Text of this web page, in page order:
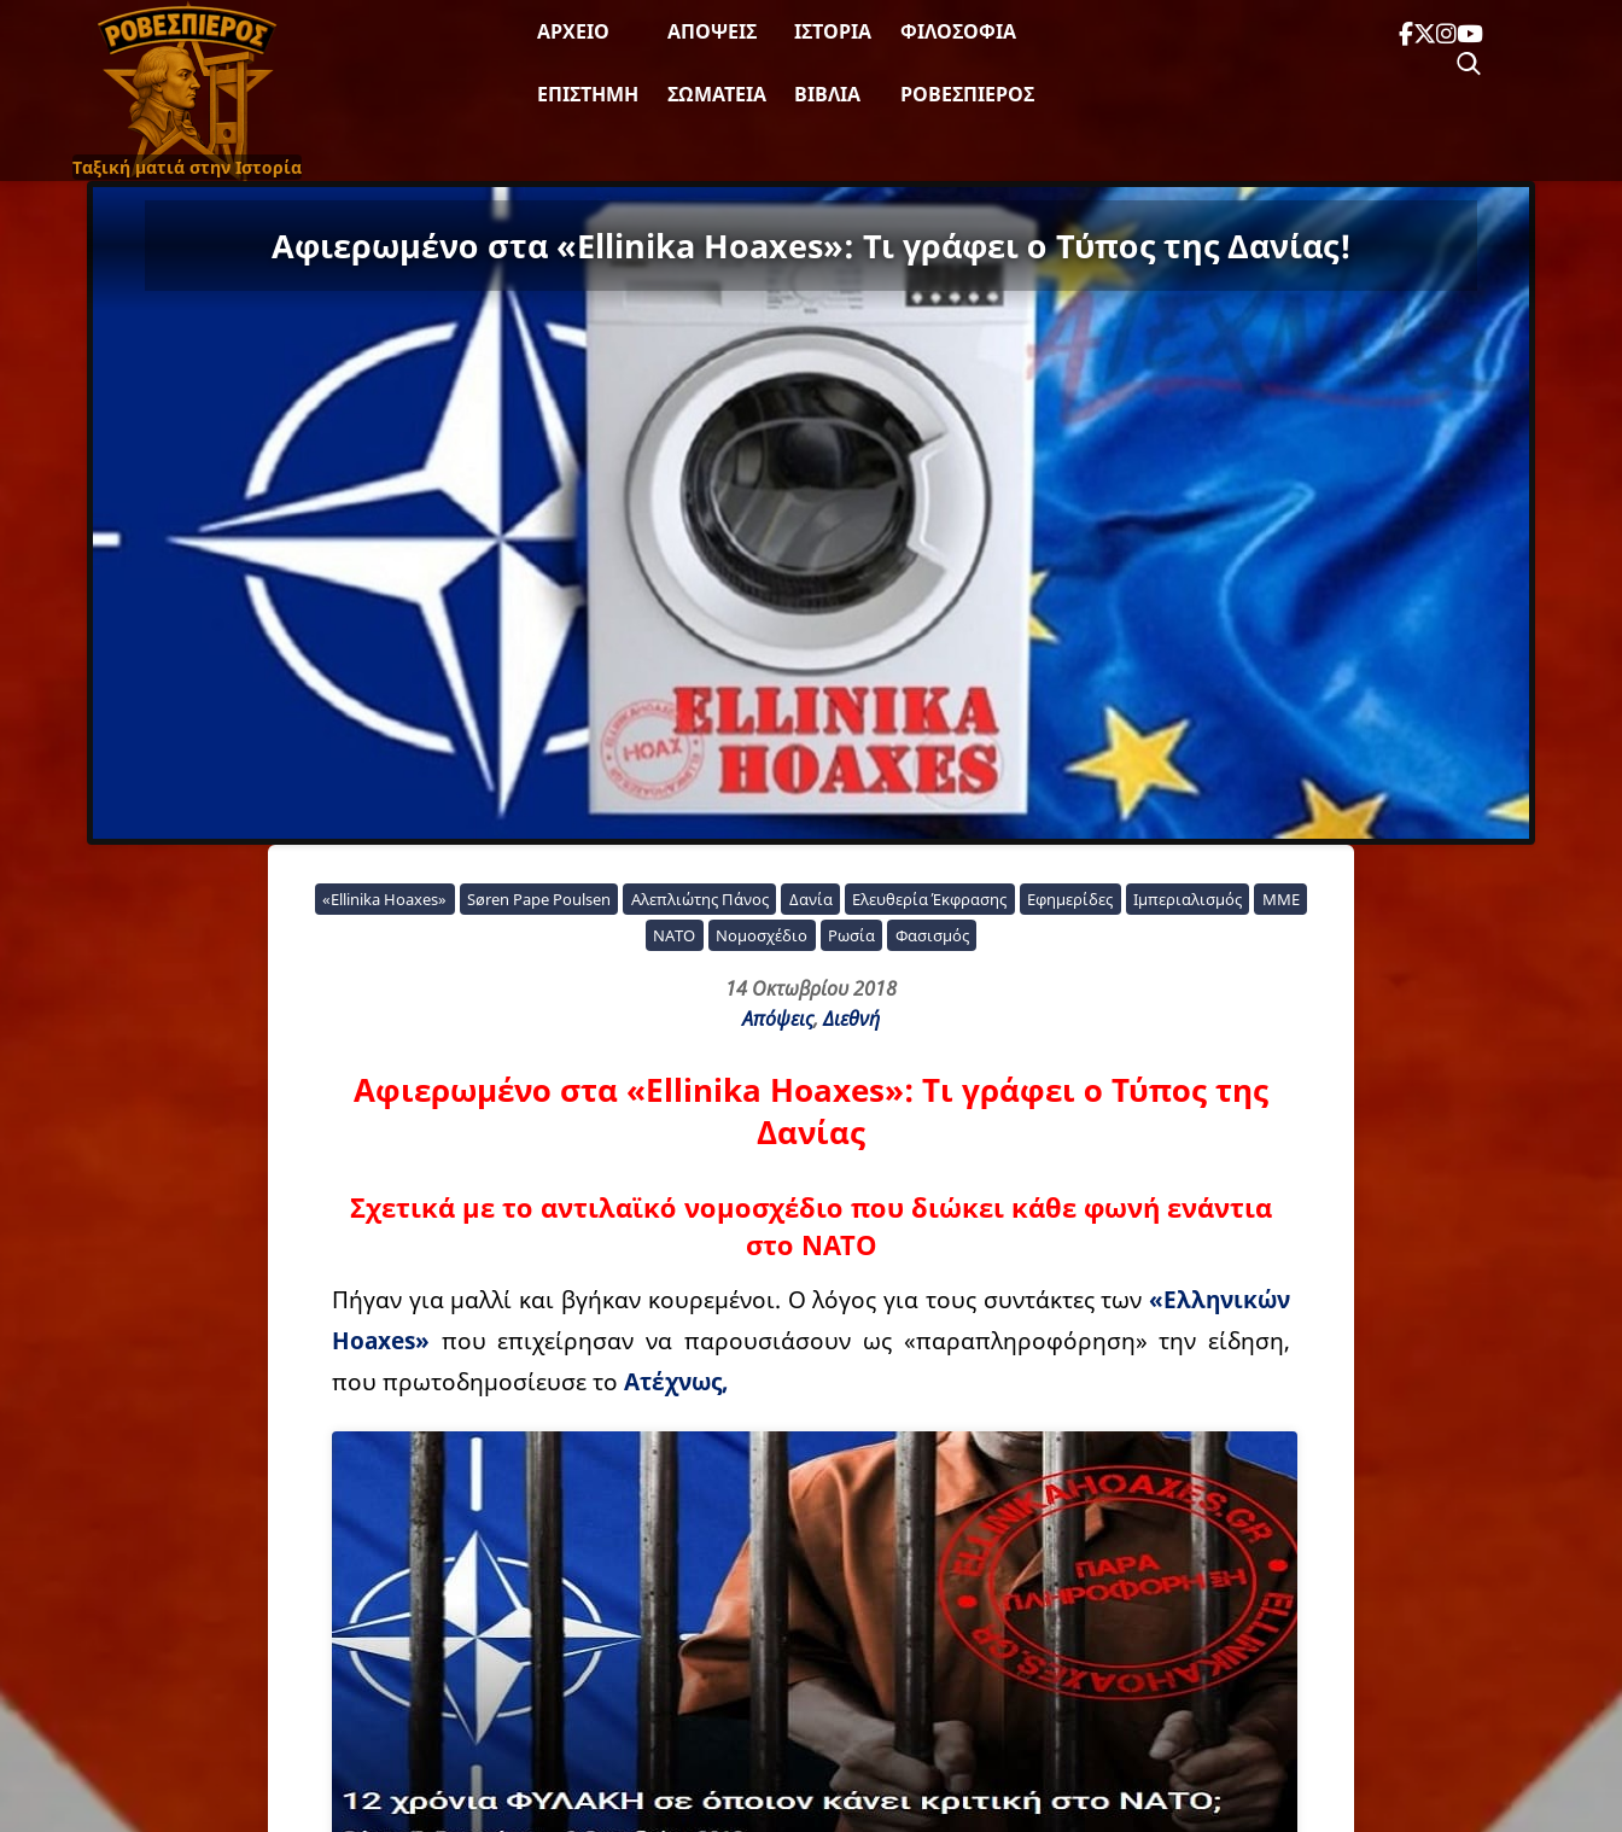
Ταξική ματιά στην Ιστορία
ΑΡΧΕΊΟ ΑΠΌΨΕΙΣ ΙΣΤΟΡΊΑ ΦΙΛΟΣΟΦΊΑ
ΕΠΙΣΤΉΜΗ ΣΩΜΑΤΕΊΑ ΒΙΒΛΊΑ ΡΟΒΕΣΠΙΈΡΟΣ
Αφιερωμένο στα «Ellinika Hoaxes»: Τι γράφει ο Τύπος της Δανίας!
«Ellinika Hoaxes» Søren Pape Poulsen Αλεπλιώτης Πάνος Δανία Ελευθερία Έκφρασης Εφημερίδες Ιμπεριαλισμός
ΜΜΕ
ΝΑΤΟ
Νομοσχέδιο Ρωσία Φασισμός
14 Οκτωβρίου 2018
Απόψεις,Διεθνή
Αφιερωμένο στα «Ellinika Hoaxes»: Τι γράφει ο Τύπος της
Δανίας
Σχετικά με το αντιλαϊκό νομοσχέδιο που διώκει κάθε φωνή ενάντια
στο ΝΑΤΟ
Πήγαν για μαλλί και βγήκαν κουρεμένοι. Ο λόγος για τους συντάκτες των«Ελληνικών
Hoaxes» που επιχείρησαν να παρουσιάσουν ως «παραπληροφόρηση» την είδηση,
που πρωτοδημοσίευσε το Ατέχνως,